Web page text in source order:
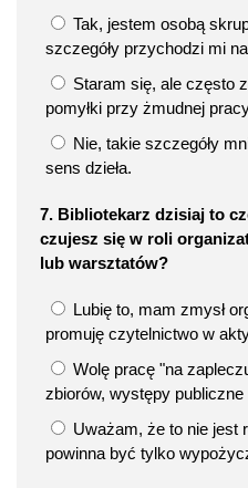
Tak, jestem osobą
szczegóły przychodzi mi
Staram się, ale często
pomyłki przy żmudnej
Nie, takie szczegóły
sens dzieła.
7. Bibliotekarz dzisiaj to
czujesz się w roli
lub warsztatów?
Lubię to, mam zmysł
promuję czytelnictwo w
Wolę pracę "na
zbiorów, występy
Uważam, że to nie jest
powinna być tylko